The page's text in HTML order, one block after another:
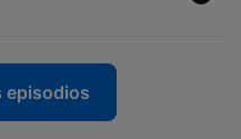
episodios